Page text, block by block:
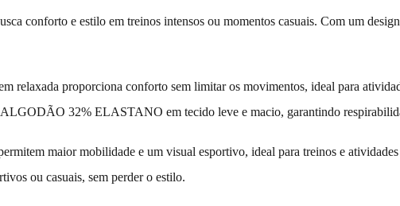
conforto e estilo em treinos intensos ou momentos casuais. Com um
relaxada proporciona conforto sem limitar os movimentos, ideal para
32% ELASTANO em tecido leve e macio, garantindo
maior mobilidade e um visual esportivo, ideal para treinos e
ou casuais, sem perder o estilo.